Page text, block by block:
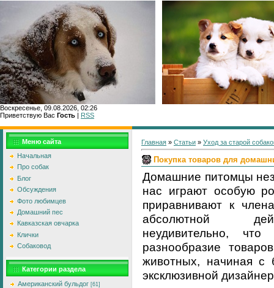
Воскресенье, 09.08.2026, 02:26
Приветствую Вас Гость | RSS
Меню сайта
Начальная
Про собак
Блог
Обсуждения
Фото любимцев
Домашний пес
Кавказская овчарка
Клички
Собаковод
Категории раздела
Американский бульдог [61]
Главная » Статьи » Уход за старой
Покупка товаров для
Домашние питомцы
нас играют особую
приравнивают к
абсолютной
неудивительно, что
разнообразие
животных, начиная с
эксклюзивной